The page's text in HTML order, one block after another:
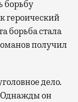
борьбу
героический
борьба стала
получил
дело.
он